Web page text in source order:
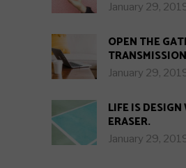
January 29,
OPEN THE
TRANSMISSION
January 29,
LIFE IS
ERASER.
January 29,